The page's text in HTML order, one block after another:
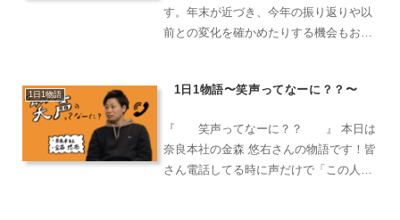
す。年末が近づき、今年の振り返りや以
前との変化を確かめたりする機会もおの
た、企業訪問をしてきた内容の社内勉強
1日1物語 1日1物語〜笑声ってなーに？？〜
『 笑声ってなーに？？ 』 本日は
奈良本社の金森 悠右さんの物語です！皆
さん電話してる時に声だけで「この人え